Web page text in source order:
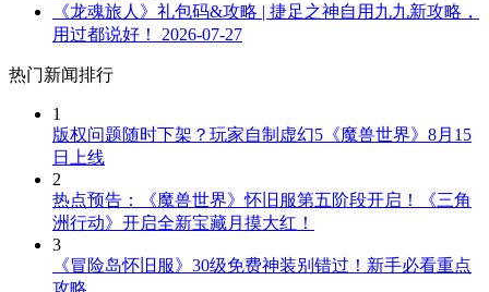
《龙魂旅人》礼包码&攻略 | 捷足之神自用九九新攻略，
用过都说好！
2026-07-27
热门新闻排行
1
版权问题随时下架？玩家自制虚幻5《魔兽世界》8月15
日上线
2
热点预告：《魔兽世界》怀旧服第五阶段开启！《三角
洲行动》开启全新宝藏月摸大红！
3
《冒险岛怀旧服》30级免费神装别错过！新手必看重点
攻略